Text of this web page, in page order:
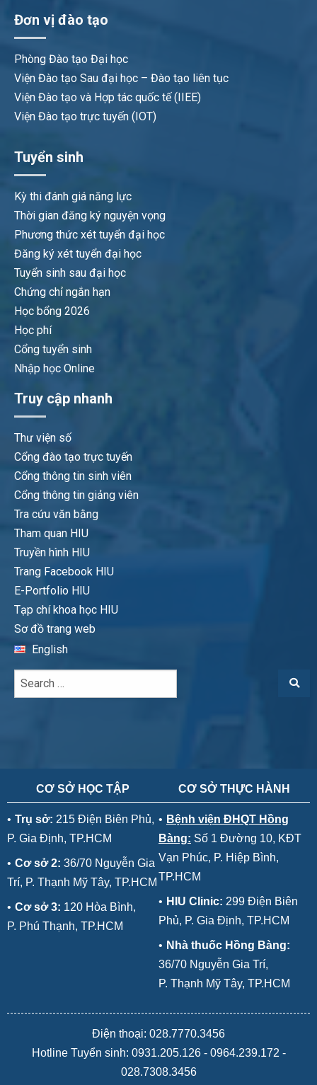
Đơn vị đào tạo
Phòng Đào tạo Đại học
Viện Đào tạo Sau đại học – Đào tạo liên tục
Viện Đào tạo và Hợp tác quốc tế (IIEE)
Viện Đào tạo trực tuyến (IOT)
Tuyển sinh
Kỳ thi đánh giá năng lực
Thời gian đăng ký nguyện vọng
Phương thức xét tuyển đại học
Đăng ký xét tuyển đại học
Tuyển sinh sau đại học
Chứng chỉ ngắn hạn
Học bổng 2026
Học phí
Cổng tuyển sinh
Nhập học Online
Truy cập nhanh
Thư viện số
Cổng đào tạo trực tuyến
Cổng thông tin sinh viên
Cổng thông tin giảng viên
Tra cứu văn bằng
Tham quan HIU
Truyền hình HIU
Trang Facebook HIU
E-Portfolio HIU
Tạp chí khoa học HIU
Sơ đồ trang web
English
CƠ SỞ HỌC TẬP
• Trụ sở: 215 Điện Biên Phủ,
P. Gia Định, TP.HCM
• Cơ sở 2: 36/70 Nguyễn Gia
Trí, P. Thạnh Mỹ Tây, TP.HCM
• Cơ sở 3: 120 Hòa Bình,
P. Phú Thạnh, TP.HCM
CƠ SỞ THỰC HÀNH
• Bệnh viện ĐHQT Hồng
Bàng: Số 1 Đường 10, KĐT
Vạn Phúc, P. Hiệp Bình,
TP.HCM
• HIU Clinic: 299 Điện Biên
Phủ, P. Gia Định, TP.HCM
• Nhà thuốc Hồng Bàng:
36/70 Nguyễn Gia Trí,
P. Thạnh Mỹ Tây, TP.HCM
Điện thoại: 028.7770.3456
Hotline Tuyển sinh: 0931.205.126- 0964.239.172 -
028.7308.3456